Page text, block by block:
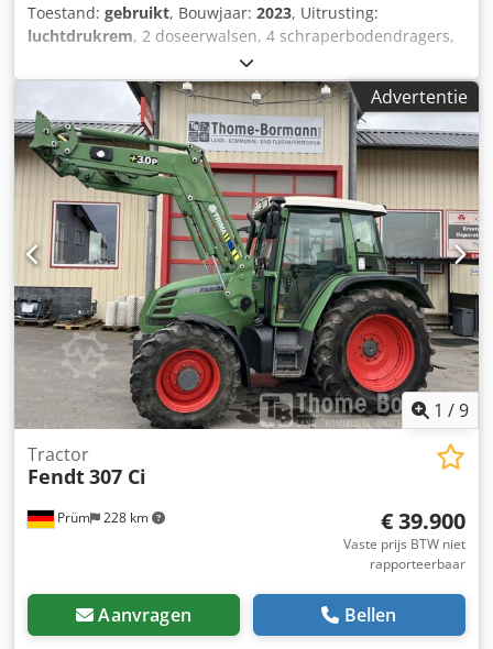
Toestand: gebruikt, Bouwjaar: 2023, Uitrusting:
luchtdrukrem, 2 doseerwalsen, 4 schraperbodendragers,
pick-up tastrol, wagenmidden loadsensing / stuurleiding
BG2, loadsensing BG4, 2-traps schraperbodenmotor,
werklampen / 3 x LED, zijdelings uitscharnierend
messenframe, instapdeur naar de laadruimte, ISO / BUS
bediening Dkjdpfx Astlq E Sjmysr
Advertentie
1 /9
Prüm 228 km
Tractor
Fendt307 Ci
€ 39.900
Vaste prijs BTW niet
rapporteerbaar
Aanvragen Bellen